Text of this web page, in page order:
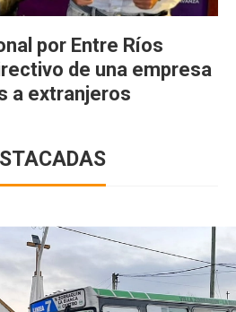
por Entre Ríos
de una empresa
a extranjeros